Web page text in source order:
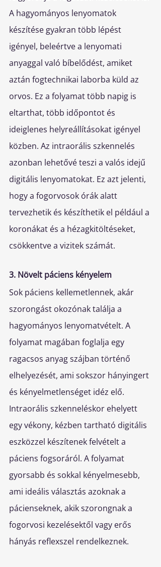
A hagyományos lenyomatok
készítése gyakran több lépést
igényel, beleértve a lenyomati
anyaggal való bíbelődést, amiket
aztán fogtechnikai laborba küld az
orvos. Ez a folyamat több napig is
eltarthat, több időpontot és
ideiglenes helyreállításokat igényel
közben. Az intraorális szkennelés
azonban lehetővé teszi a valós idejű
digitális lenyomatokat. Ez azt jelenti,
hogy a fogorvosok órák alatt
tervezhetik és készíthetik el például a
koronákat és a hézagkitöltéseket,
csökkentve a vizitek számát.
3. Növelt páciens kényelem
Sok páciens kellemetlennek, akár
szorongást okozónak találja a
hagyományos lenyomatvételt. A
folyamat magában foglalja egy
ragacsos anyag szájban történő
elhelyezését, ami sokszor hányingert
és kényelmetlenséget idéz elő.
Intraorális szkenneléskor ehelyett
egy vékony, kézben tartható digitális
eszközzel készítenek felvételt a
páciens fogsoráról. A folyamat
gyorsabb és sokkal kényelmesebb,
ami ideális választás azoknak a
pácienseknek, akik szorongnak a
fogorvosi kezelésektől vagy erős
hányás reflexszel rendelkeznek.